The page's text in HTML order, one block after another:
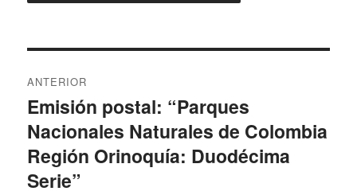
de
entradas
ANTERIOR
Entrada
anterior:
Emisión postal: “Parques
Nacionales Naturales de Colombia
Región Orinoquía: Duodécima
Serie”